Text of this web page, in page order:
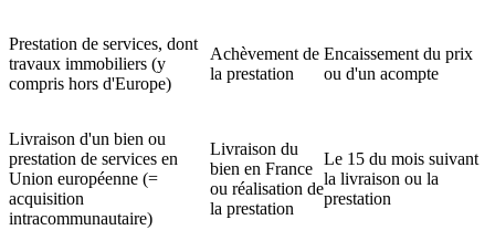
Prestation de services, dont
travaux immobiliers (y
compris hors d'Europe)
Achèvement de
la prestation
Encaissement du prix
ou d'un acompte
Livraison d'un bien ou
prestation de services en
Union européenne (=
acquisition
intracommunautaire)
Livraison du
bien en France
ou réalisation de
la prestation
Le 15 du mois suivant
la livraison ou la
prestation